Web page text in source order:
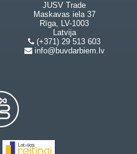
JUSV Trade
Maskavas iela 37
Rīga, LV-1003
Latvija
(+371) 29 513 603
info@buvdarbiem.lv